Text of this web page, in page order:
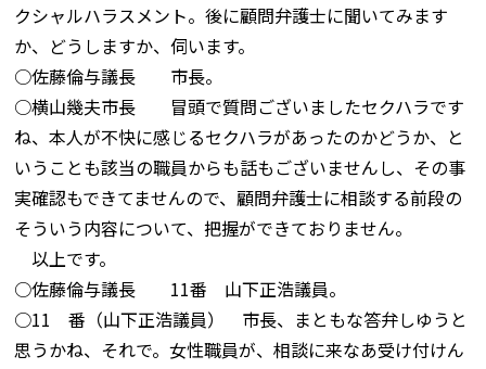
クシャルハラスメント。後に顧問弁護士に聞いてみます
か、どうしますか、伺います。
○佐藤倫与議長 市長。
○横山幾夫市長 冒頭で質問ございましたセクハラです
ね、本人が不快に感じるセクハラがあったのかどうか、と
いうことも該当の職員からも話もございませんし、その事
実確認もできてませんので、顧問弁護士に相談する前段の
そういう内容について、把握ができておりません。
以上です。
○佐藤倫与議長 11番 山下正浩議員。
○11 番（山下正浩議員） 市長、まともな答弁しゆうと
思うかね、それで。女性職員が、相談に来なあ受け付けん